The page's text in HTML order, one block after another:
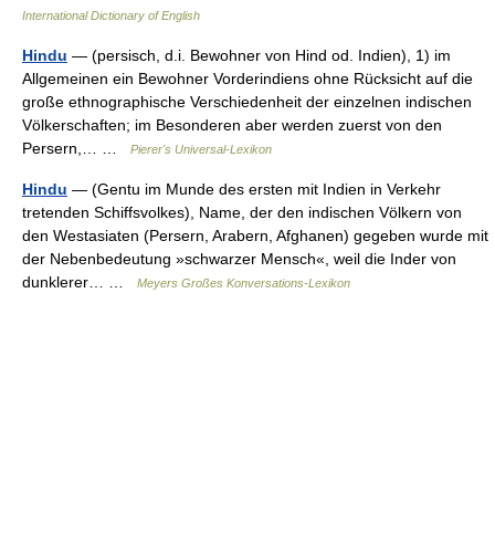
International Dictionary of English
Hindu — (persisch, d.i. Bewohner von Hind od. Indien), 1) im
Allgemeinen ein Bewohner Vorderindiens ohne Rücksicht auf die
große ethnographische Verschiedenheit der einzelnen indischen
Völkerschaften; im Besonderen aber werden zuerst von den
Persern,… …
Pierer's Universal-Lexikon
Hindu — (Gentu im Munde des ersten mit Indien in Verkehr
tretenden Schiffsvolkes), Name, der den indischen Völkern von
den Westasiaten (Persern, Arabern, Afghanen) gegeben wurde mit
der Nebenbedeutung »schwarzer Mensch«, weil die Inder von
dunklerer… …
Meyers Großes Konversations-Lexikon